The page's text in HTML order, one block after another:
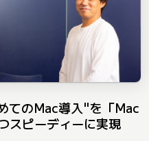
てのMac導入"を「Mac
スピーディーに実現